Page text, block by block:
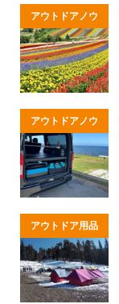
アウトドアノウ
ハウ
アウトドアノウ
ハウ
アウトドア用品